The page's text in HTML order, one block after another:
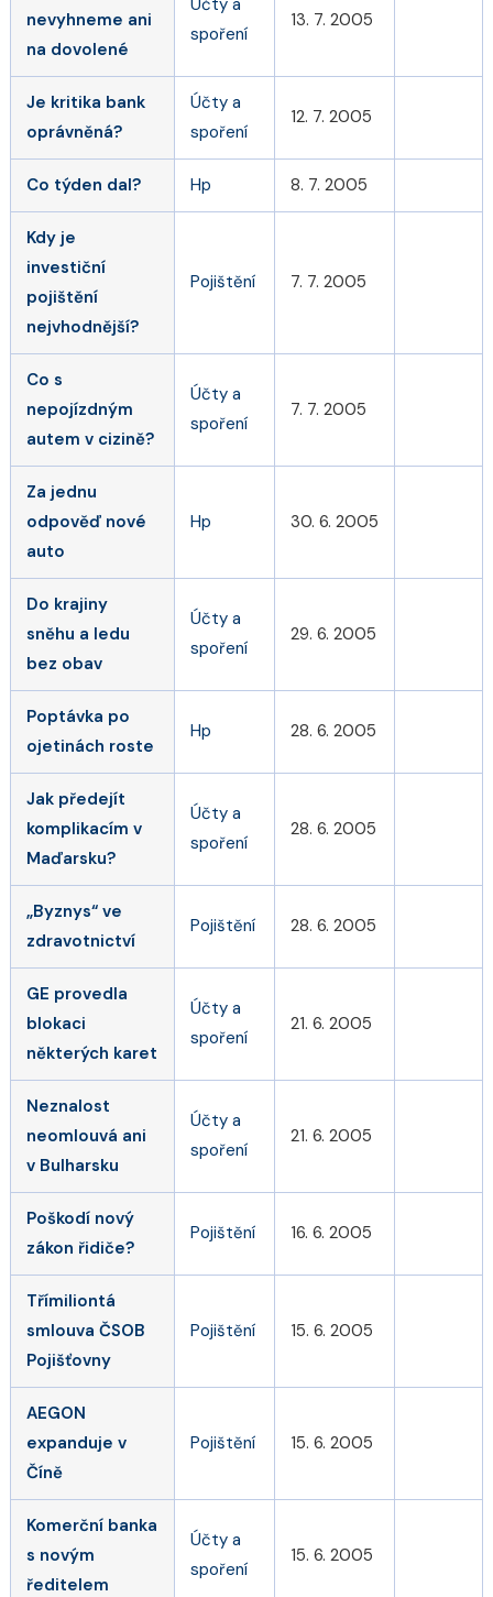
nevyhneme ani
na dovolené
spoření
13. 7. 2005
Je kritika bank
oprávněná?
Účty a
spoření
12. 7. 2005
Co týden dal? Hp 8. 7. 2005
Kdy je
investiční
pojištění
nejvhodnější?
Pojištění 7. 7. 2005
Co s
nepojízdným
autem v cizině?
Účty a
spoření
7. 7. 2005
Za jednu
odpověď nové
auto
Hp 30. 6. 2005
Do krajiny
sněhu a ledu
bez obav
Účty a
spoření
29. 6. 2005
Poptávka po
ojetinách roste
Hp 28. 6. 2005
Jak předejít
komplikacím v
Maďarsku?
Účty a
spoření
28. 6. 2005
„Byznys“ ve
zdravotnictví
Pojištění 28. 6. 2005
GE provedla
blokaci
některých karet
Účty a
spoření
21. 6. 2005
Neznalost
neomlouvá ani
v Bulharsku
Účty a
spoření
21. 6. 2005
Poškodí nový
zákon řidiče?
Pojištění 16. 6. 2005
Třímiliontá
smlouva ČSOB
Pojišťovny
Pojištění 15. 6. 2005
AEGON
expanduje v
Číně
Pojištění 15. 6. 2005
Komerční banka
s novým
ředitelem
Účty a
spoření
15. 6. 2005